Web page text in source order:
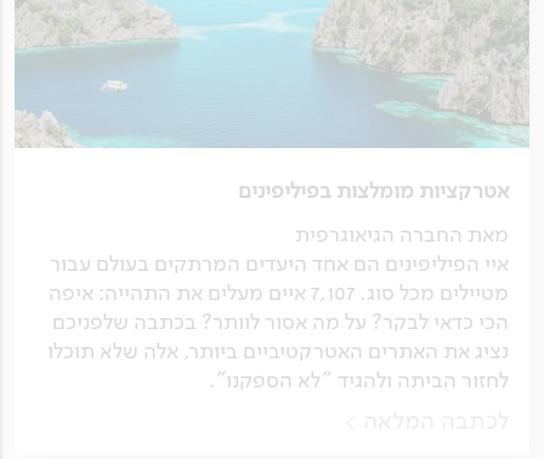
אטרקציות מומלצות בפיליפינים
מאת החברה הגיאוגרפית
איי הפיליפינים הם אחד היעדים המרתקים בעולם עבור
מטיילים מכל סוג. 7,107 איים מעלים את התהייה: איפה
הכי כדאי לבקר? על מה אסור לוותר? בכתבה שלפניכם
נציג את האתרים האטרקטיביים ביותר, אלה שלא תוכלו
לחזור הביתה ולהגיד "לא הספקנו".